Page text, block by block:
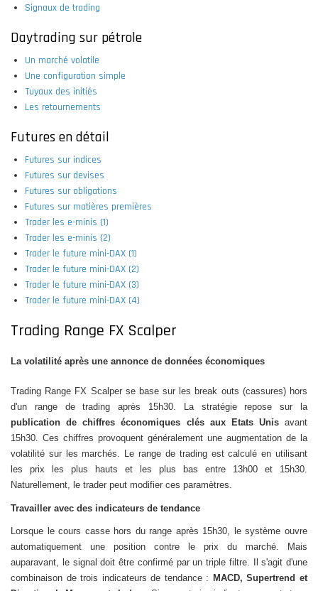
Signaux de trading
Daytrading sur pétrole
Un marché volatile
Une configuration simple
Tuyaux des initiés
Les retournements
Futures en détail
Futures sur indices
Futures sur devises
Futures sur obligations
Futures sur matières premières
Trader les e-minis (1)
Trader les e-minis (2)
Trader le future mini-DAX (1)
Trader le future mini-DAX (2)
Trader le future mini-DAX (3)
Trader le future mini-DAX (4)
Trading Range FX Scalper
La volatilité après une annonce de données économiques
Trading Range FX Scalper se base sur les break outs (cassures) hors
d'un range de trading après 15h30. La stratégie repose sur la
publication de chiffres économiques clés aux Etats Unisavant
15h30. Ces chiffres provoquent généralement une augmentation de la
volatilité sur les marchés. Le range de trading est calculé en utilisant
les prix les plus hauts et les plus bas entre 13h00 et 15h30.
Naturellement, le trader peut modifier ces paramètres.
Travailler avec des indicateurs de tendance
Lorsque le cours casse hors du range après 15h30, le système ouvre
automatiquement une position contre le prix du marché. Mais
auparavant, le signal doit être confirmé par un triple filtre. Il s'agit d'une
combinaison de trois indicateurs de tendance : MACD, Supertrend et